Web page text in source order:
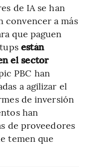
de IA se han
convencer a más
que paguen
están
el sector
PBC han
a agilizar el
de inversión
han
de proveedores
temen que